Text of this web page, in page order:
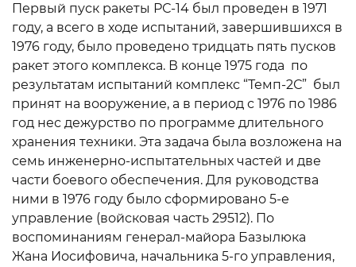
Первый пуск ракеты РС-14 был проведен в 1971
году, а всего в ходе испытаний, завершившихся в
1976 году, было проведено тридцать пять пусков
ракет этого комплекса. В конце 1975 года по
результатам испытаний комплекс “Темп-2С” был
принят на вооружение, а в период с 1976 по 1986
год нес дежурство по программе длительного
хранения техники. Эта задача была возложена на
семь инженерно-испытательных частей и две
части боевого обеспечения. Для руководства
ними в 1976 году было сформировано 5-е
управление (войсковая часть 29512). По
воспоминаниям генерал-майора Базылюка
Жана Иосифовича, начальника 5-го управления,